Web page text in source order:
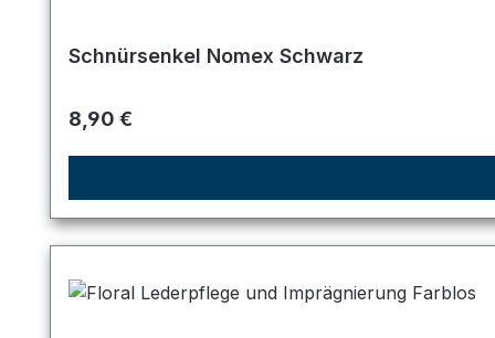
Schnürsenkel Nomex Schwarz
Regulärer Preis:
8,90 €